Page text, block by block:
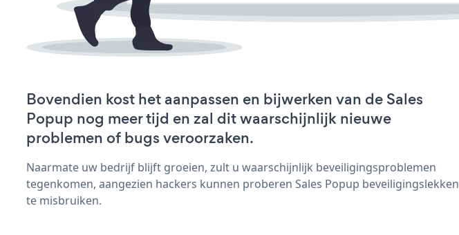
Bovendien kost het aanpassen en bijwerken van de Sales
Popup nog meer tijd en zal dit waarschijnlijk nieuwe
problemen of bugs veroorzaken.
Naarmate uw bedrijf blijft groeien, zult u waarschijnlijk beveiligingsproblemen
tegenkomen, aangezien hackers kunnen proberen Sales Popup beveiligingslekken
te misbruiken.